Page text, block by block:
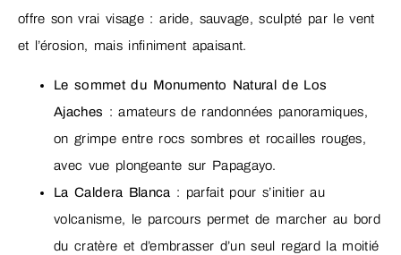
offre son vrai visage : aride, sauvage, sculpté par le vent
et l’érosion, mais infiniment apaisant.
Le sommet du Monumento Natural de Los
Ajaches : amateurs de randonnées panoramiques,
on grimpe entre rocs sombres et rocailles rouges,
avec vue plongeante sur Papagayo.
La Caldera Blanca : parfait pour s’initier au
volcanisme, le parcours permet de marcher au bord
du cratère et d’embrasser d’un seul regard la moitié